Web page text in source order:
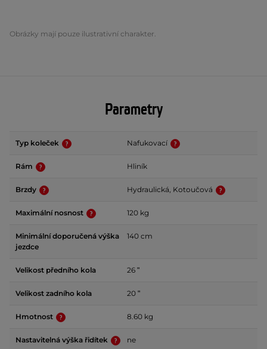
Obrázky mají pouze ilustrativní charakter.
Parametry
Typ koleček Nafukovací
Rám Hliník
Brzdy Hydraulická, Kotoučová
Maximální nosnost 120 kg
Minimální doporučená výška
jezdce
140 cm
Velikost předního kola 26 ʺ
Velikost zadního kola 20 ʺ
Hmotnost 8.60 kg
Nastavitelná výška řidítek ne